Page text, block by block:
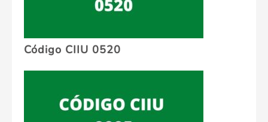
Código CIIU 0520